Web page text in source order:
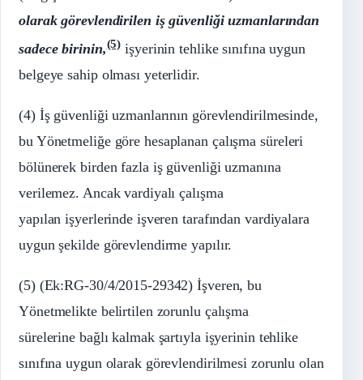
olarak görevlendirilen iş güvenliği uzmanlarından
sadece birinin,(5)işyerinin tehlike sınıfına uygun
belgeye sahip olması yeterlidir.
(4) İş güvenliği uzmanlarının görevlendirilmesinde,
bu Yönetmeliğe göre hesaplanan çalışma süreleri
bölünerek birden fazla iş güvenliği uzmanına
verilemez. Ancak vardiyalı çalışma
yapılan işyerlerinde işveren tarafından vardiyalara
uygun şekilde görevlendirme yapılır.
(5) (Ek:RG-30/4/2015-29342) İşveren, bu
Yönetmelikte belirtilen zorunlu çalışma
sürelerine bağlı kalmak şartıyla işyerinin tehlike
sınıfına uygun olarak görevlendirilmesi zorunlu olan